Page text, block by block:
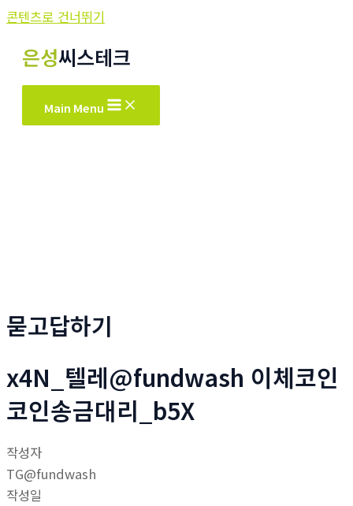
콘텐츠로 건너뛰기
은성씨스테크
Main Menu
묻고답하기
x4N_텔레@fundwash 이체코인
코인송금대리_b5X
작성자
TG@fundwash
작성일